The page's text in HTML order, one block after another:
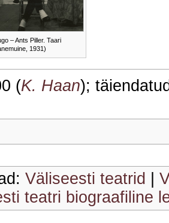
– Ants Piller. Taari
1931)
(K. Haan);
Väliseesti teatrid
teatri biograafiline